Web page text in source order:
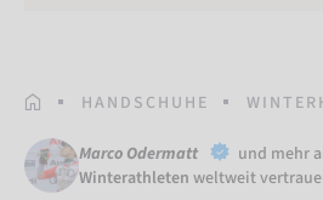
STARTSEITEHANDSCHUHE
Marco Odermatt und mehr
Winterathleten weltweit